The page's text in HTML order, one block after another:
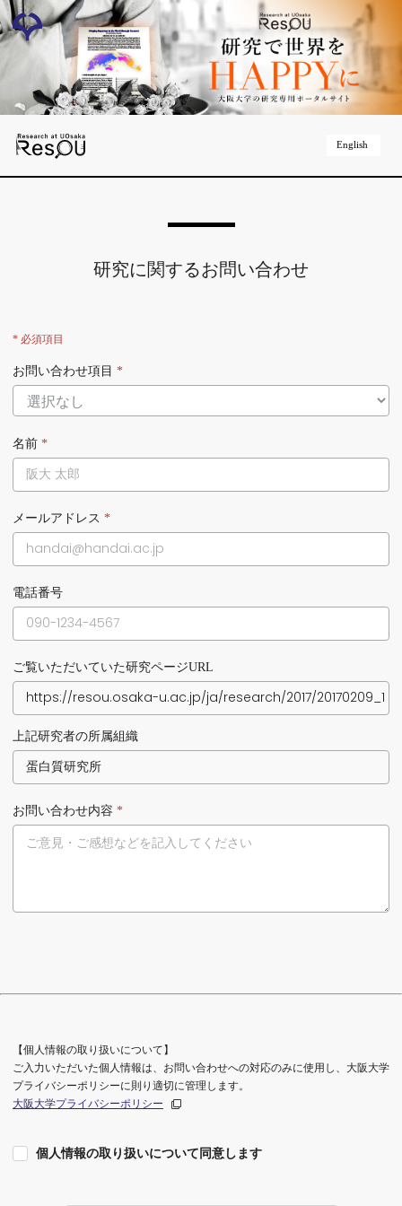
English
研究に関するお問い合わせ
* 必須項目
お問い合わせ項目 *
名前 *
メールアドレス *
電話番号
ご覧いただいていた研究ページURL
上記研究者の所属組織
お問い合わせ内容 *
【個人情報の取り扱いについて】
ご入力いただいた個人情報は、お問い合わせへの対応のみに使用し、大阪大学
プライバシーポリシーに則り適切に管理します。
大阪大学プライバシーポリシー
個人情報の取り扱いについて同意します